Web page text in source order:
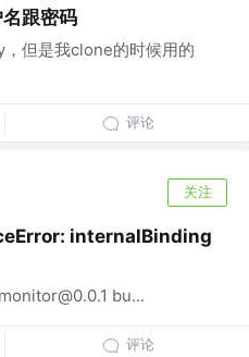
跟密码
但是我clone的时候用的
评论
关注
internalBinding
bu...
评论